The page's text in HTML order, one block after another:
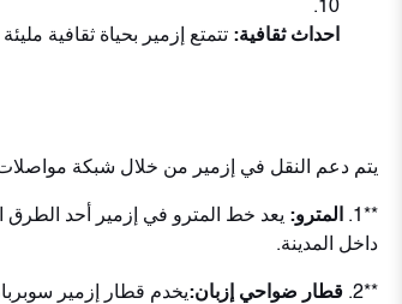
احداث ثقافية: تتمتع إزمير بحياة ثقافية
يتم دعم النقل في إزمير من خلال شبكة
**1. المترو:
داخل المدينة.
**2. قطار ضواحي إزبان: